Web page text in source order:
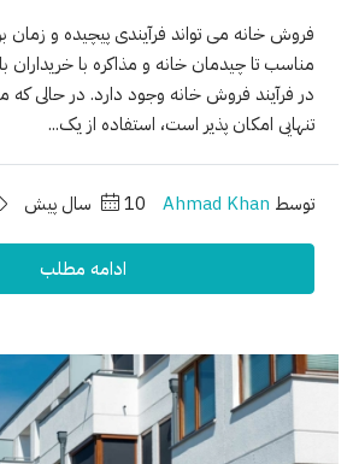
فروش خانه می تواند فرآیندی پیچیده و زمان
مناسب تا چیدمان خانه و مذاکره با خریداران
در فرآیند فروش خانه وجود دارد. در حالی
تنهایی امکان پذیر است، استفاده از یک...
توسط Ahmad Khan 10 سال پیش
ادامه مطلب